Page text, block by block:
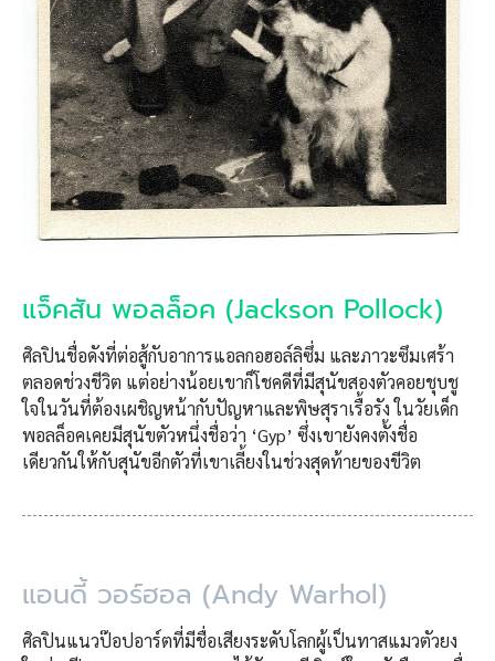
แจ็คสัน พอลล็อค (Jackson Pollock)
ศิลปินชื่อดังที่ต่อสู้กับอาการแอลกอฮอล์ลิซึ่ม และภาวะซึมเศร้า
ตลอดช่วงชีวิต แต่อย่างน้อยเขาก็โชคดีที่มีสุนัขสองตัวคอยชุบชู
ใจในวันที่ต้องเผชิญหน้ากับปัญหาและพิษสุราเรื้อรัง ในวัยเด็ก
พอลล็อคเคยมีสุนัขตัวหนึ่งชื่อว่า ‘Gyp’ ซึ่งเขายังคงตั้งชื่อ
เดียวกันให้กับสุนัขอีกตัวที่เขาเลี้ยงในช่วงสุดท้ายของขีวิต
แอนดี้ วอร์ฮอล (Andy Warhol)
ศิลปินแนวป๊อปอาร์ตที่มีชื่อเสียงระดับโลกผู้เป็นทาสแมวตัวยง